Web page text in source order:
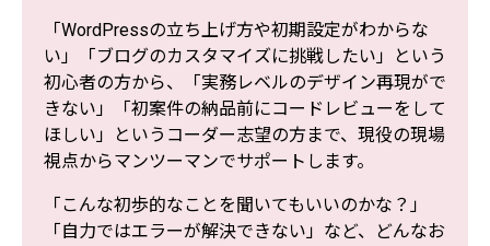
「WordPressの立ち上げ方や初期設定がわからな
い」「ブログのカスタマイズに挑戦したい」という
初心者の方から、「実務レベルのデザイン再現がで
きない」「初案件の納品前にコードレビューをして
ほしい」というコーダー志望の方まで、現役の現場
視点からマンツーマンでサポートします。
「こんな初歩的なことを聞いてもいいのかな？」
「自力ではエラーが解決できない」など、どんなお